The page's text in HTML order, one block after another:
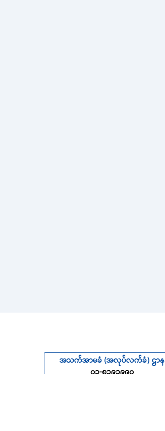
အသက်အာမခံ (အလုပ်လက်ခံ) ဌာန
၀၁-၈၃၉၁၉၉၀